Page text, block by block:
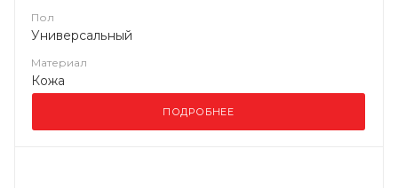
Пол
Универсальный
Материал
Кожа
ПОДРОБНЕЕ